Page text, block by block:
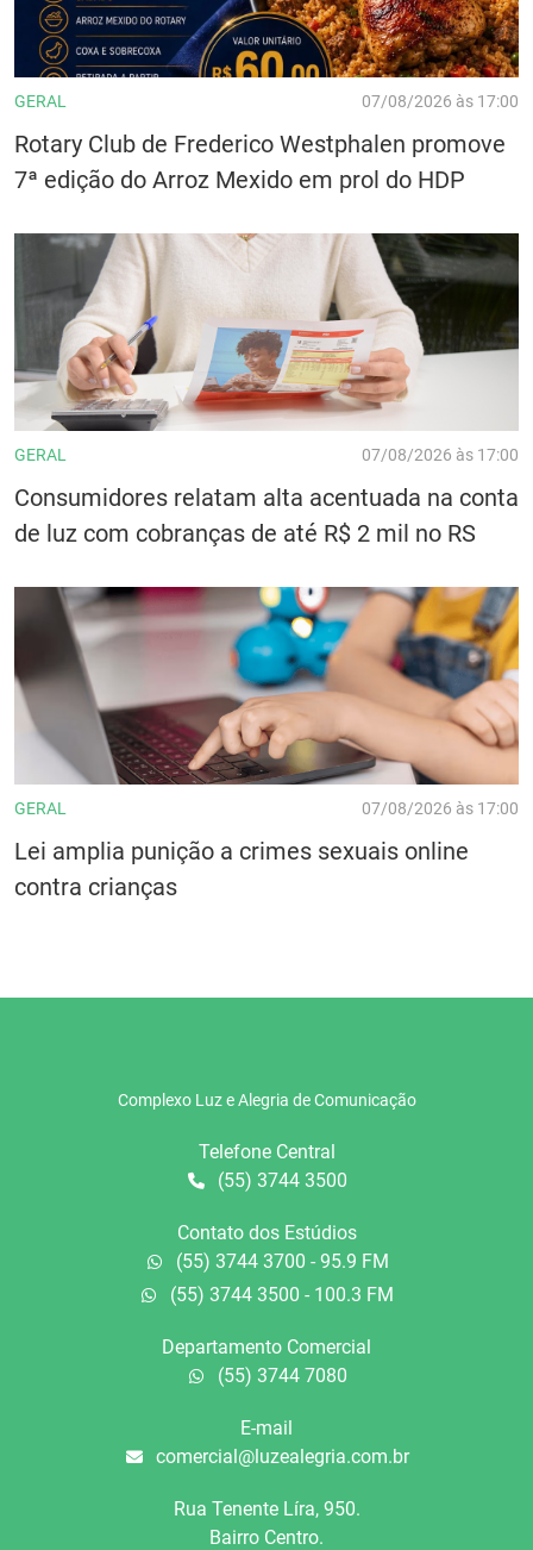
GERAL 07/08/2026 às 17:00
Rotary Club de Frederico Westphalen promove
7ª edição do Arroz Mexido em prol do HDP
GERAL 07/08/2026 às 17:00
Consumidores relatam alta acentuada na conta
de luz com cobranças de até R$ 2 mil no RS
GERAL 07/08/2026 às 17:00
Lei amplia punição a crimes sexuais online
contra crianças
Complexo Luz e Alegria de Comunicação
Telefone Central
(55) 3744 3500
Contato dos Estúdios
(55) 3744 3700 - 95.9 FM
(55) 3744 3500 - 100.3 FM
Departamento Comercial
(55) 3744 7080
E-mail
comercial@luzealegria.com.br
Rua Tenente Líra, 950.
Bairro Centro.